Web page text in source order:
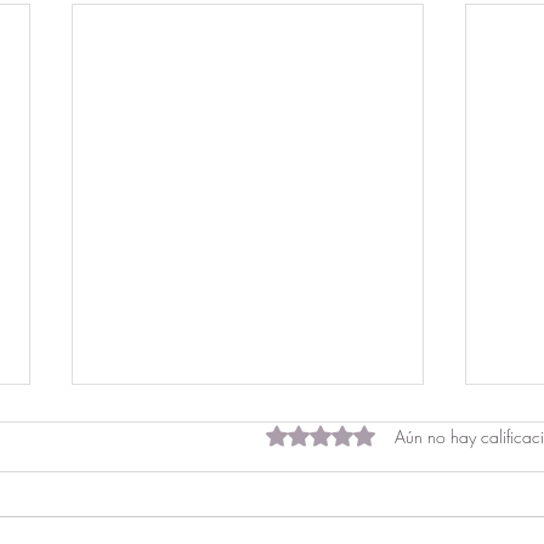
Obtuvo 0 de 5 estrellas.
Aún no hay